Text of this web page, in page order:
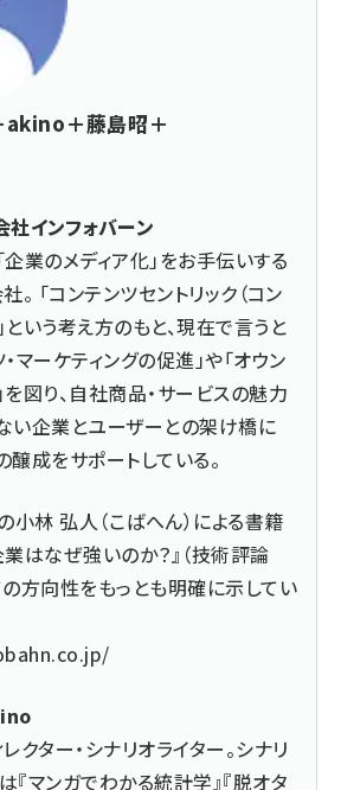
akino＋藤島昭＋
社インフォバーン
企業のメディア化」をお手伝いする
「コンテンツセントリック（コン
という考え方のもと、現在で言うと
マーケティングの促進」や「オウン
を図り、自社商品・サービスの魅力
い企業とユーザーとの架け橋に
醸成をサポートしている。
林 弘人（こばへん）による書籍
業はなぜ強いのか？』（技術評論
の方向性をもっとも明確に示してい
クター・シナリオライター。シナリ
『マンガでわかる統計学』『脱オタ